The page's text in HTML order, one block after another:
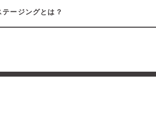
テージングとは？